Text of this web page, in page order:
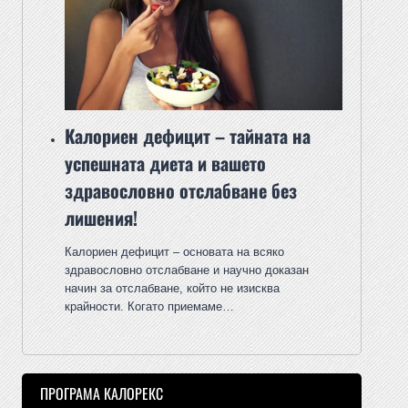
Калориен дефицит – тайната на
успешната диета и вашето
здравословно отслабване без
лишения!
Калориен дефицит – основата на всяко
здравословно отслабване и научно доказан
начин за отслабване, който не изисква
крайности. Когато приемаме…
ПРОГРАМА КАЛОРЕКС